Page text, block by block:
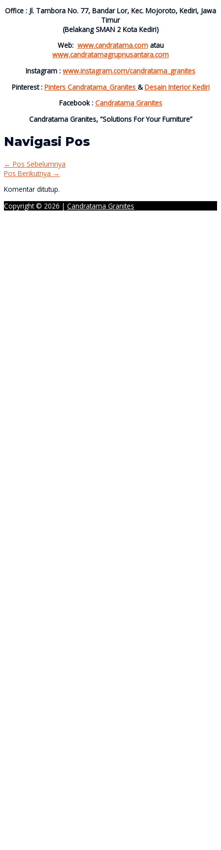
Office : Jl. Tambora No. 77, Bandar Lor, Kec. Mojoroto, Kediri, Jawa
Timur
(Belakang SMAN 2 Kota Kediri)
Web: www.candratama.com atau
www.candratamagrupnusantara.com
Instagram : www.instagram.com/candratama_granites
Pinterest : Pinters Candratama_Granites &Desain Interior Kediri
Facebook : Candratama Granites
Candratama Granites, “Solutions For Your Furniture”
Navigasi Pos
← Pos Sebelumnya
Pos Berikutnya →
Komentar ditutup.
Copyright © 2026 | Candratama Granites